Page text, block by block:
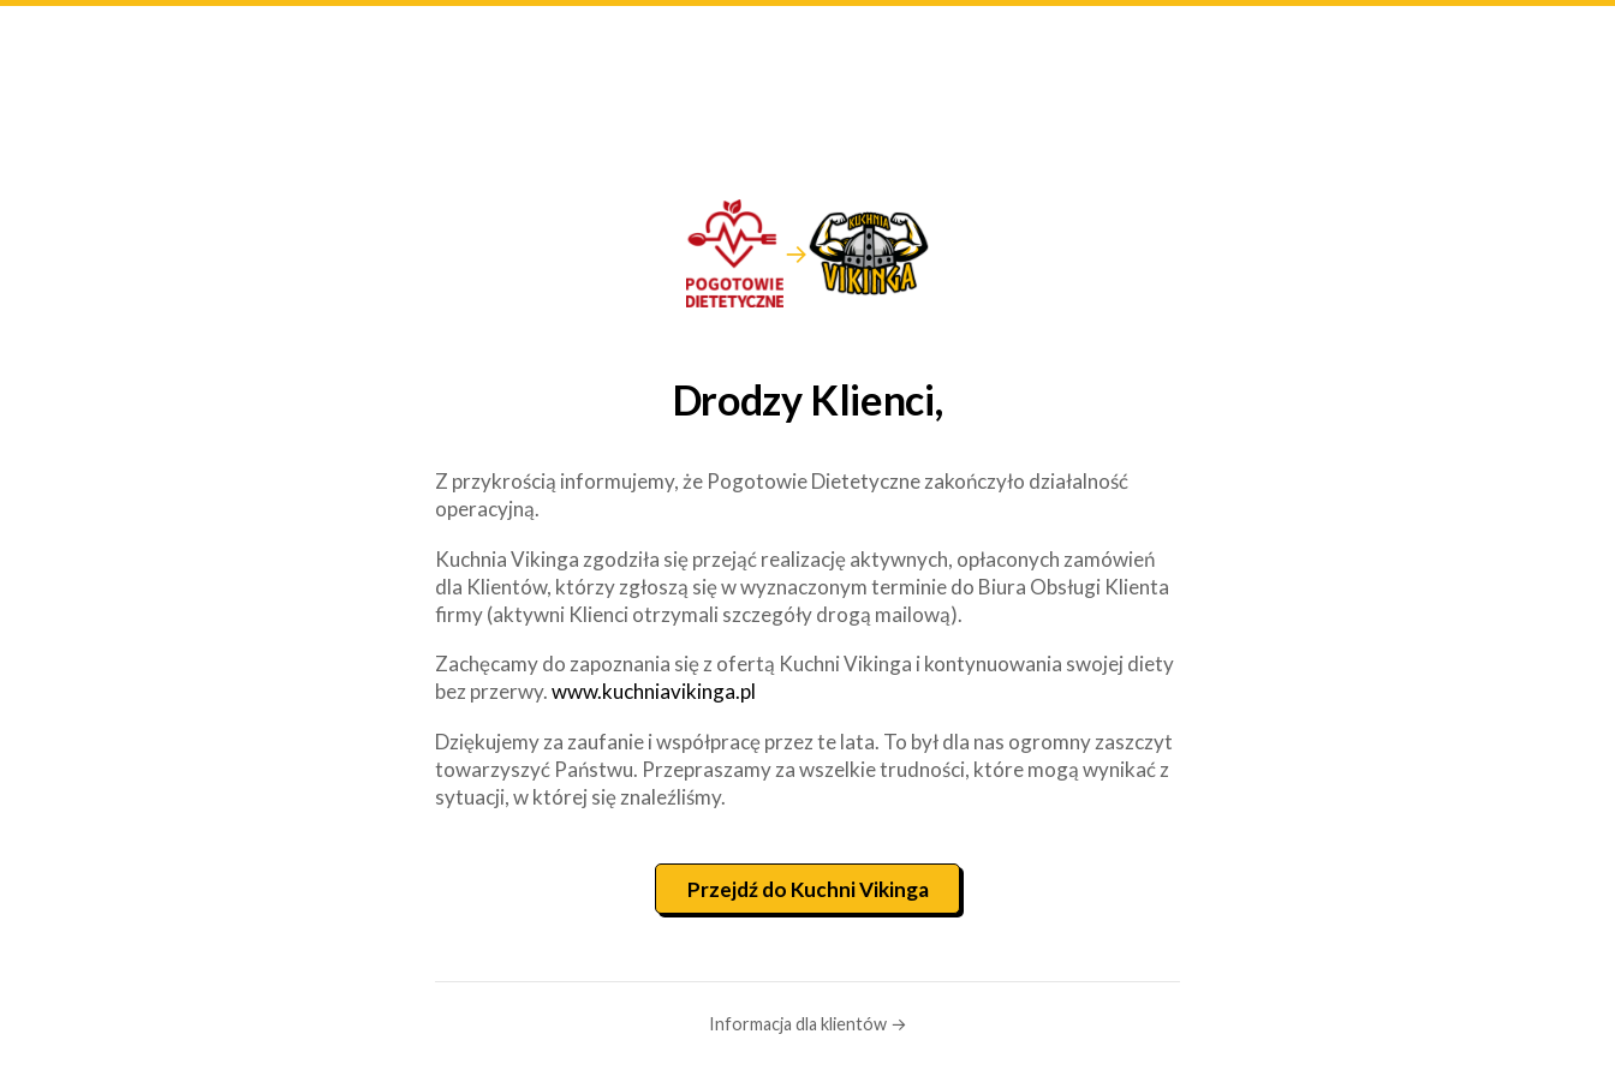
→
Drodzy Klienci,
Z przykrością informujemy, że Pogotowie Dietetyczne zakończyło działalność
operacyjną.
Kuchnia Vikinga zgodziła się przejąć realizację aktywnych, opłaconych zamówień
dla Klientów, którzy zgłoszą się w wyznaczonym terminie do Biura Obsługi Klienta
firmy (aktywni Klienci otrzymali szczegóły drogą mailową).
Zachęcamy do zapoznania się z ofertą Kuchni Vikinga i kontynuowania swojej diety
bez przerwy.www.kuchniavikinga.pl
Dziękujemy za zaufanie i współpracę przez te lata. To był dla nas ogromny zaszczyt
towarzyszyć Państwu. Przepraszamy za wszelkie trudności, które mogą wynikać z
sytuacji, w której się znaleźliśmy.
Przejdź do Kuchni Vikinga
Informacja dla klientów →